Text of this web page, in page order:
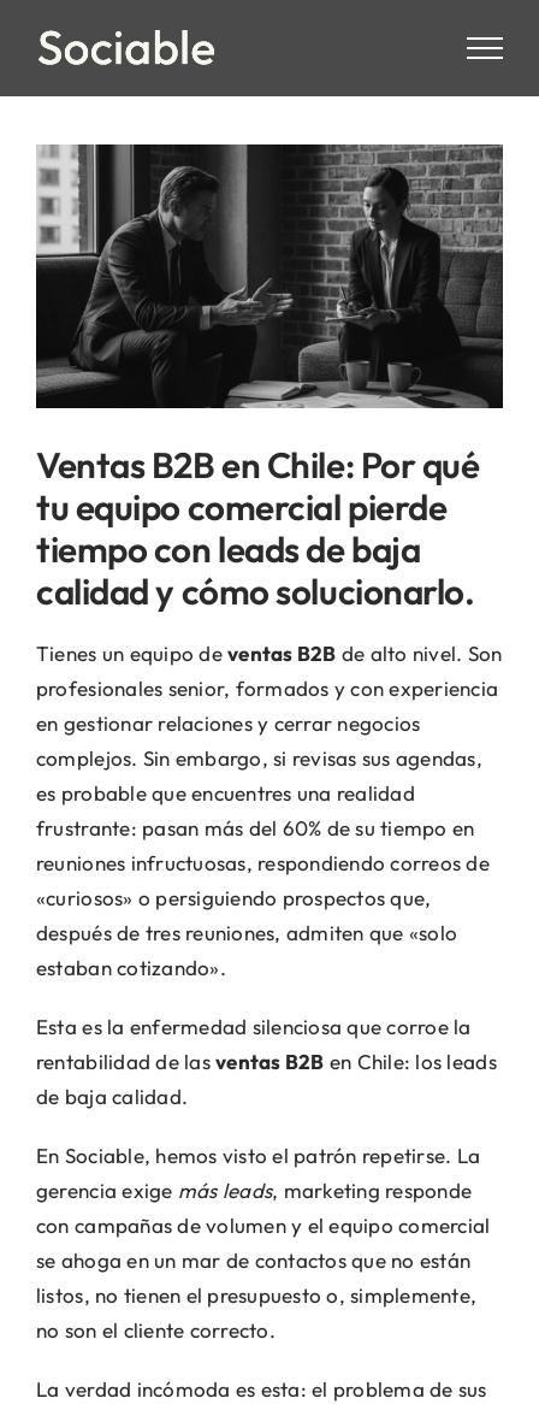
Ventas B2B en Chile: Por qué
tu equipo comercial pierde
tiempo con leads de baja
calidad y cómo solucionarlo.
Tienes un equipo deventas B2B de alto nivel. Son
profesionales senior, formados y con experiencia
en gestionar relaciones y cerrar negocios
complejos. Sin embargo, si revisas sus agendas,
es probable que encuentres una realidad
frustrante: pasan más del 60% de su tiempo en
reuniones infructuosas, respondiendo correos de
«curiosos» o persiguiendo prospectos que,
después de tres reuniones, admiten que «solo
estaban cotizando».
Esta es la enfermedad silenciosa que corroe la
rentabilidad de lasventas B2B en Chile: los leads
de baja calidad.
En Sociable, hemos visto el patrón repetirse. La
gerencia exige más leads, marketing responde
con campañas de volumen y el equipo comercial
se ahoga en un mar de contactos que no están
listos, no tienen el presupuesto o, simplemente,
no son el cliente correcto.
La verdad incómoda es esta: el problema de sus